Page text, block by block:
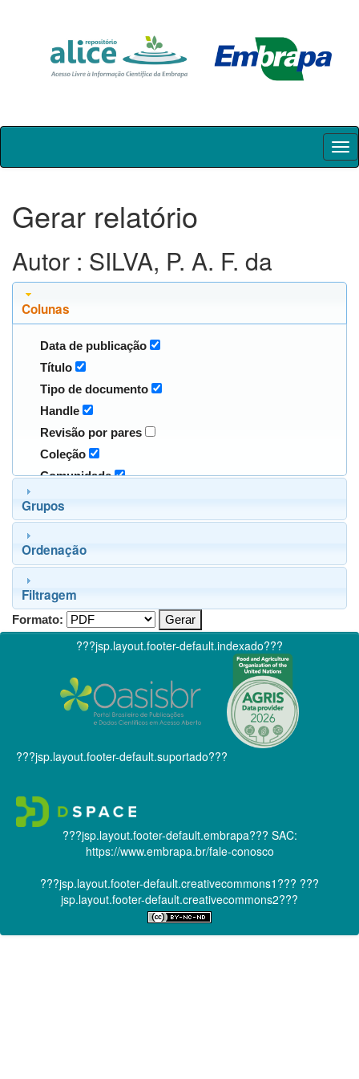
Skip
Gerar relatório
Autor : SILVA, P. A. F. da
Colunas
Data de publicação
Título
Tipo de documento
Handle
Revisão por pares
Coleção
Comunidade
Grupos
Ordenação
Filtragem
Formato:
???jsp.layout.footer-default.indexado???
???jsp.layout.footer-default.suportado???
???jsp.layout.footer-default.embrapa??? SAC:
https://www.embrapa.br/fale-conosco
???jsp.layout.footer-default.creativecommons1??? ???
jsp.layout.footer-default.creativecommons2???